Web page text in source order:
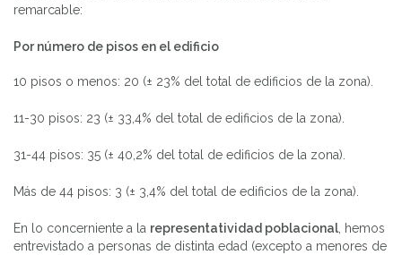
remarcable:
Por número de pisos en el edificio
10 pisos o menos: 20 (± 23% del total de edificios de la zona).
11-30 pisos: 23 (± 33,4% del total de edificios de la zona).
31-44 pisos: 35 (± 40,2% del total de edificios de la zona).
Más de 44 pisos: 3 (± 3,4% del total de edificios de la zona).
En lo concerniente a la representatividad poblacional , hemos
entrevistado a personas de distinta edad (excepto a menores de